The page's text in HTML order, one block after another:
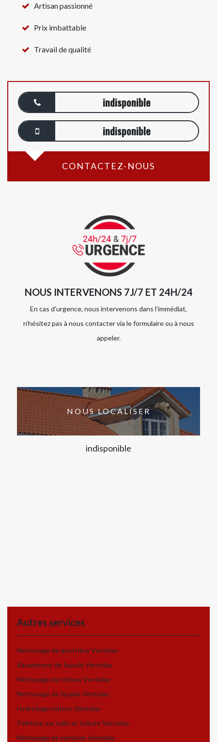
Artisan passionné
Prix imbattable
Travail de qualité
indisponible
indisponible
CONTACTEZ-NOUS
NOUS INTERVENONS 7J/7 ET 24H/24
En cas d’urgence, nous intervenons dans l’immédiat,
n’hésitez pas à nous contacter via le formulaire ou à nous
appeler.
NOUS LOCALISER
indisponible
Autres services
Nettoyage de gouttière Ventelay
Ravalement de façade Ventelay
Nettoyage de toiture Ventelay
Nettoyage de façade Ventelay
Hydrofuge toiture Ventelay
Peinture sur tuile et toiture Ventelay
Nettoyage de terrasse Ventelay